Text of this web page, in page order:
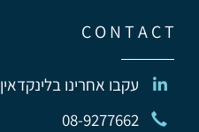
C O N T A C T
עקבו אחרינו בלינקדאין
08-9277662